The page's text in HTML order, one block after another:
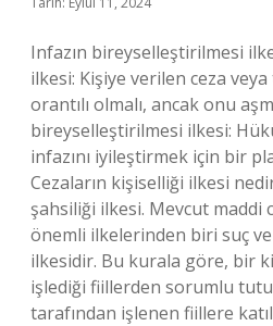
Infazın bireyselleştirilmesi
ilkesi: Kişiye verilen ceza
orantılı olmalı, ancak onu
bireyselleştirilmesi ilkesi:
infazını iyileştirmek için bir
Cezaların kişiselliği ilkesi
şahsiliği ilkesi. Mevcut maddi
önemli ilkelerinden biri suç ve
ilkesidir. Bu kurala göre, bir
işlediği fiillerden sorumlu
tarafından işlenen fiillere